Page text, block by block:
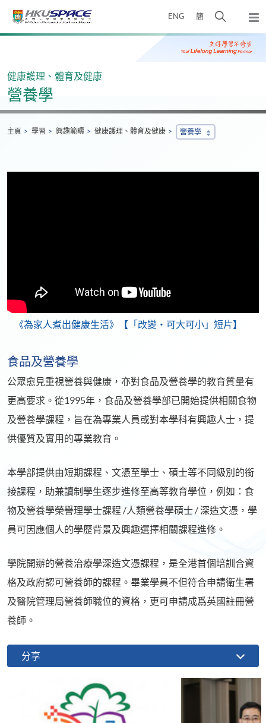
ENG 簡
開
搜
尋
彈
出
主
Main
健康護理、體育及健康
營養學
主頁 學習 興趣範疇 健康護理、體育及健康 營養學
《為家人煮出健康生活》【「改變‧可大可小」短片】
食品及營養學
公眾愈見重視營養與健康，亦對食品及營養學的教育質量有
更高要求。從1995年，食品及營養學部已開始提供相關食物
及營養學課程，旨在為專業人員或對本學科有興趣人士，提
供優質及實用的專業教育。
本學部提供由短期課程、文憑至學士、碩士等不同級別的銜
接課程，助兼讀制學生逐步進修至高等教育學位，例如：食
物及營養學榮譽理學士課程 /人類營養學碩士 / 深造文憑，學
員可因應個人的學歷背景及興趣選擇相關課程進修。
學院開辦的營養治療學深造文憑課程，是全港首個培訓合資
格及政府認可營養師的課程。畢業學員不但符合申請衛生署
及醫院管理局營養師職位的資格，更可申請成爲英國註冊營
養師。
分享